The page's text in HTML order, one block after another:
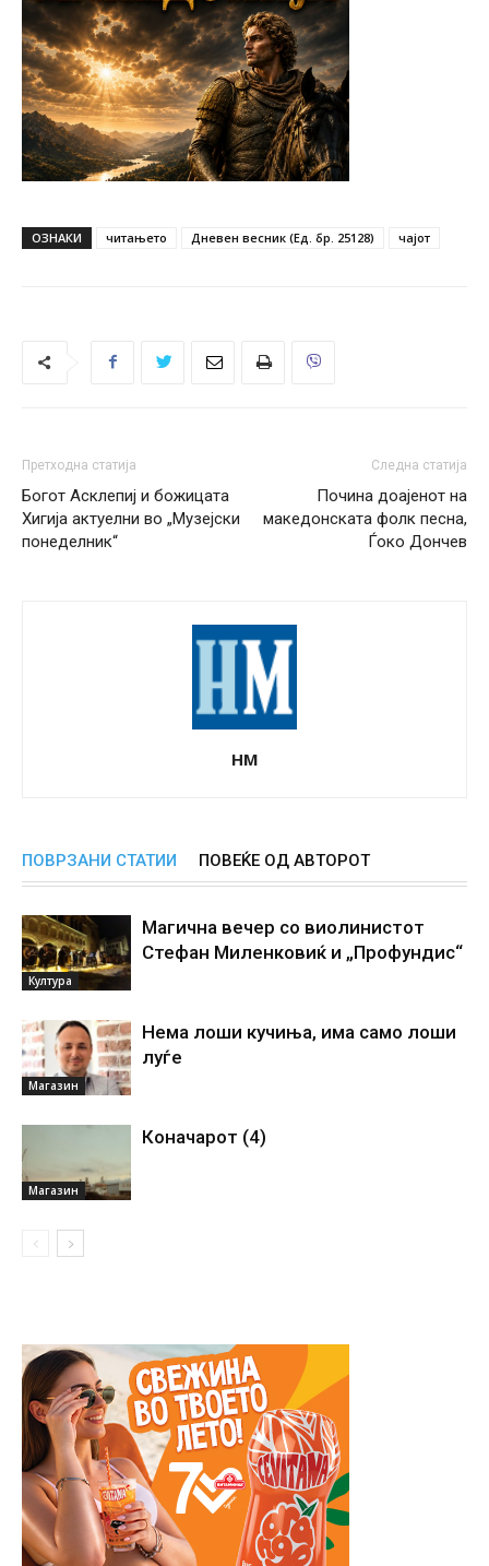
ОЗНАКИ читањето Дневен весник (Ед. бр. 25128) чајот
Претходна статија
Богот Асклепиј и божицата
Хигија актуелни во „Музејски
понеделник“
Следна статија
Почина доајенот на
македонската фолк песна,
Ѓоко Дончев
НМ
ПОВРЗАНИ СТАТИИ ПОВЕЌЕ ОД АВТОРОТ
Култура
Магична вечер со виолинистот
Стефан Миленковиќ и „Профундис“
Магазин
Нема лоши кучиња, има само лоши
луѓе
Магазин
Коначарот (4)